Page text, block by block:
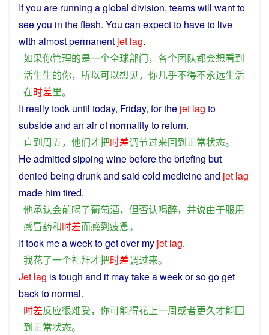
Ifyou are running aglobal division, teamswill wantto
seeyou in theflesh. You can expectto haveto live
with almostpermanent jet lag.
如果你管理的是一个全球部门， 各个团队都会想看到
活生生的你， 所以可以想见， 你几乎不得不永远生活
在时差里。
It reallytook until today, Friday, for the jet lag to
subsideand an airofnormalityto return.
直到周五， 他们才把时差调节过来回到正常状态。
Headmitted sipping winebefore the briefing but
denied being drunkand said cold medicineand jet lag
made himtired.
他承认会前喝了葡萄酒， 但否认喝醉， 并说由于服用
感冒药和时差而感到疲惫。
Ittook meaweektogetovermy jet lag.
我花了一个礼拜才把时差调过来。
Jet lag istough and it maytakeaweekorsogo get
backto normal.
时差反应很难受， 你可能得花上一周或者更久才能回
到正常状态。